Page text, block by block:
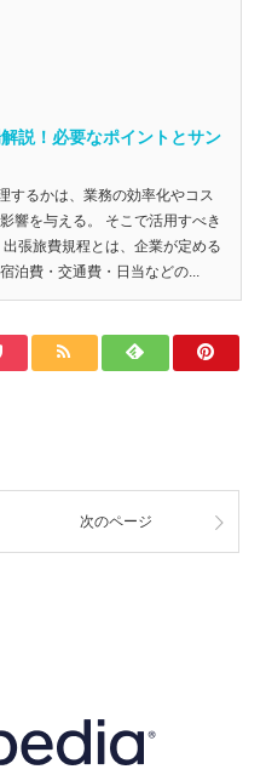
説！必要なポイントとサン
するかは、業務の効率化やコス
響を与える。 そこで活用すべき
張旅費規程とは、企業が定める
泊費・交通費・日当などの...
次のページ